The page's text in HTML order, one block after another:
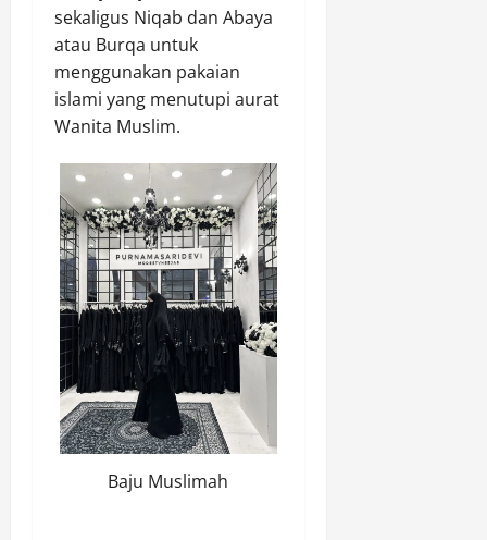
sekaligus Niqab dan Abaya
atau Burqa untuk
menggunakan pakaian
islami yang menutupi aurat
Wanita Muslim.
Baju Muslimah